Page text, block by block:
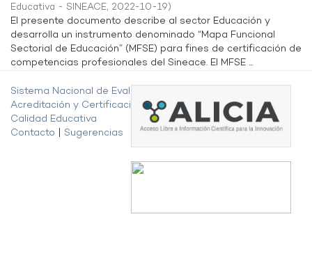
Educativa - SINEACE, 2022-10-19)
El presente documento describe al sector Educación y
desarrolla un instrumento denominado “Mapa Funcional
Sectorial de Educación” (MFSE) para fines de certificación de
competencias profesionales del Sineace. El MFSE ...
Sistema Nacional de Evaluación,
Acreditación y Certificación de la
Calidad Educativa
Contacto
Sugerencias